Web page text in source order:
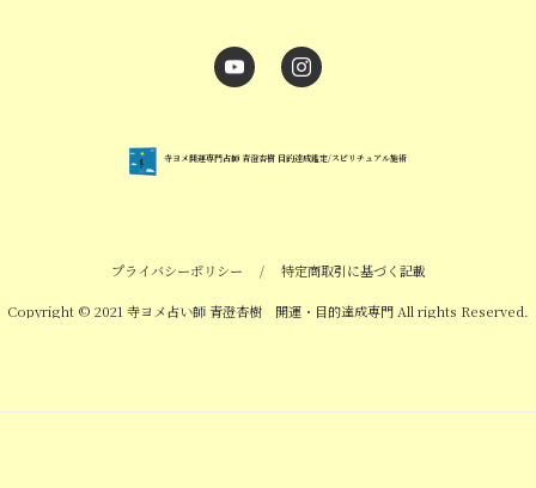
寺ヨメ開運専門占師 青澄杏樹 目的達成鑑定/スピリチュアル施術
プライバシーポリシー / 特定商取引に基づく記載
Copyright © 2021 寺ヨメ占い師 青澄杏樹 開運・目的達成専門 All rights Reserved.